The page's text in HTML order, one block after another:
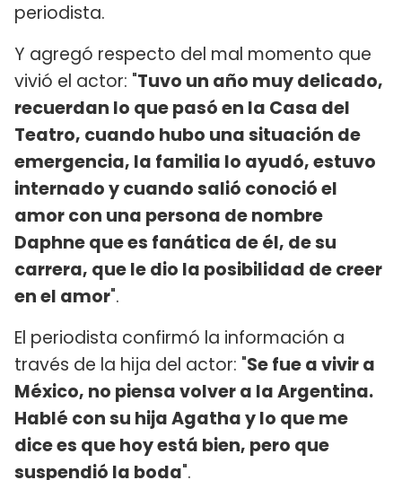
periodista.
Y agregó respecto del mal momento que
vivió el actor: "Tuvo un año muy delicado,
recuerdan lo que pasó en la Casa del
Teatro, cuando hubo una situación de
emergencia, la familia lo ayudó, estuvo
internado y cuando salió conoció el
amor con una persona de nombre
Daphne que es fanática de él, de su
carrera, que le dio la posibilidad de creer
en el amor".
El periodista confirmó la información a
través de la hija del actor: "Se fue a vivir a
México, no piensa volver a la Argentina.
Hablé con su hija Agatha y lo que me
dice es que hoy está bien, pero que
suspendió la boda".